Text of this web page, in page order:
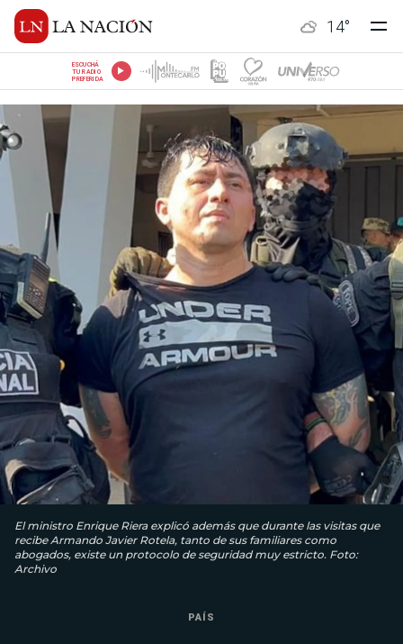
14°
ESCUCHÁ
TU RADIO
PREFERIDA
El ministro Enrique Riera explicó además que durante las visitas que
recibe Armando Javier Rotela, tanto de sus familiares como
abogados, existe un protocolo de seguridad muy estricto. Foto:
Archivo
PAÍS